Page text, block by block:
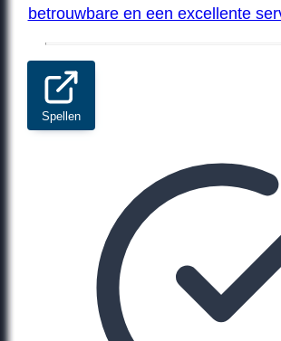
betrouwbare en een excellente
Spellen